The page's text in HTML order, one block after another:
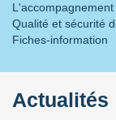
Qualité et sécurité
Fiches-information
Actualités